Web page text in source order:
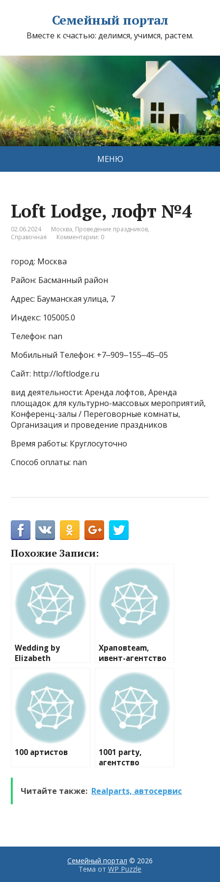
Семейный портал
Вместе к счастью: делимся, учимся, растем.
МЕНЮ
Loft Lodge, лофт №4
02.06.2024 Москва, Проведение праздников,
Справочная
Комментарии: 0
город: Москва
Район: Басманный район
Адрес: Бауманская улица, 7
Индекс: 105005.0
Телефон: nan
Мобильный Телефон: +7‒909‒155‒45‒05
Сайт: http://loftlodge.ru
вид деятельности: Аренда лофтов, Аренда
площадок для культурно-массовых мероприятий,
Конференц-залы / Переговорные комнаты,
Организация и проведение праздников
Время работы: Круглосуточно
Способ оплаты: nan
Похожие Записи:
Wedding by
Elizabeth
Храповteam,
ивент-агентство
100 артистов
1001 party,
агентство
Читайте также: Realparts, автосервис
Семейный портал © 2026
Тема от WP Puzzle